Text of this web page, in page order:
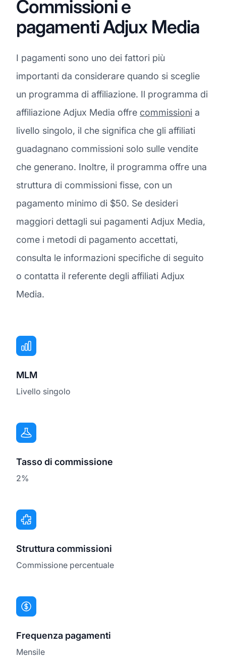
Commissioni e
pagamenti Adjux Media
I pagamenti sono uno dei fattori più
importanti da considerare quando si sceglie
un programma di affiliazione. Il programma di
affiliazione Adjux Media offre commissioni a
livello singolo, il che significa che gli affiliati
guadagnano commissioni solo sulle vendite
che generano. Inoltre, il programma offre una
struttura di commissioni fisse, con un
pagamento minimo di $50. Se desideri
maggiori dettagli sui pagamenti Adjux Media,
come i metodi di pagamento accettati,
consulta le informazioni specifiche di seguito
o contatta il referente degli affiliati Adjux
Media.
MLM
Livello singolo
Tasso di commissione
2%
Struttura commissioni
Commissione percentuale
Frequenza pagamenti
Mensile